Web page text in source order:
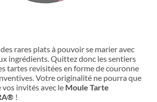
rares plats à pouvoir se marier avec
ingrédients. Quittez donc les sentiers
tartes revisitées en forme de couronne
Votre originalité ne pourra que
vos invités avec le Moule Tarte
!